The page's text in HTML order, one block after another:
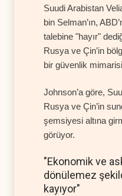
Suudi Arabistan
bin Selman’ın,
talebine "hayır"
Rusya ve Çin’in
bir güvenlik
Johnson’a göre,
Rusya ve Çin’in
şemsiyesi altına
görüyor.
"Ekonomik ve
dönülemez
kayıyor"